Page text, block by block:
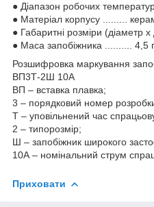
● Діапазон робочих
● Матеріал корпусу .........
● Габаритні розміри (діаметр
● Маса запобіжника .......... 4,5 г.
Розшифровка маркування
ВП3Т-2Ш 10А
ВП – вставка плавка;
3 – порядковий номер
Т – уповільнений час
2 – типорозмір;
Ш – запобіжник широкого
10А – номінальний струм
Приховати